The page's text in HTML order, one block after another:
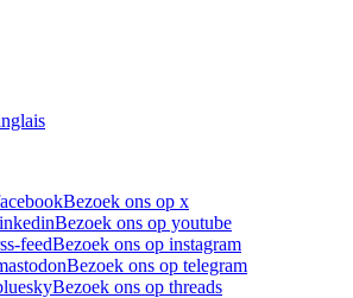
Bezoek ons op x
Bezoek ons op youtube
feedBezoek ons op instagram
Bezoek ons op telegram
Bezoek ons op threads